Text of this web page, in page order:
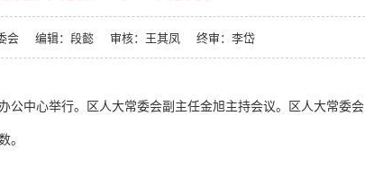
会 编辑：段懿 审核：王其凤 终审：李岱
公中心举行。区人大常委会副主任金旭主持会议。区人大常委会
。